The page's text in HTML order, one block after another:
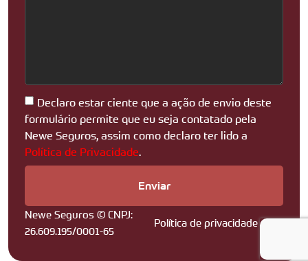
Declaro estar ciente que a ação de envio deste
formulário permite que eu seja contatado pela
Newe Seguros, assim como declaro ter lido a
Política de Privacidade.
Enviar
Newe Seguros © CNPJ:
26.609.195/0001-65
Política de privacidade